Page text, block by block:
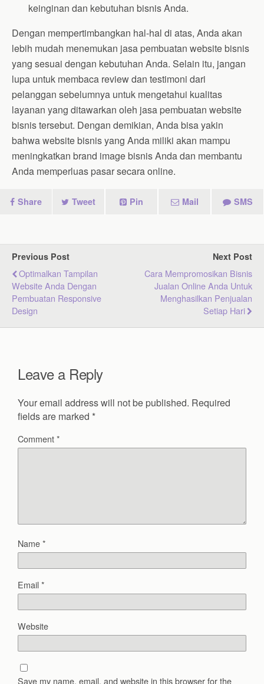
keinginan dan kebutuhan bisnis Anda.
Dengan mempertimbangkan hal-hal di atas, Anda akan
lebih mudah menemukan jasa pembuatan website bisnis
yang sesuai dengan kebutuhan Anda. Selain itu, jangan
lupa untuk membaca review dan testimoni dari
pelanggan sebelumnya untuk mengetahui kualitas
layanan yang ditawarkan oleh jasa pembuatan website
bisnis tersebut. Dengan demikian, Anda bisa yakin
bahwa website bisnis yang Anda miliki akan mampu
meningkatkan brand image bisnis Anda dan membantu
Anda memperluas pasar secara online.
Share Tweet Pin Mail SMS
Previous Post
Optimalkan Tampilan
Website Anda Dengan
Pembuatan Responsive
Design
Next Post
Cara Mempromosikan Bisnis
Jualan Online Anda Untuk
Menghasilkan Penjualan
Setiap Hari
Leave a Reply
Your email address will not be published. Required
fields are marked *
Comment*
Name*
Email*
Website
Save my name, email, and website in this browser for the